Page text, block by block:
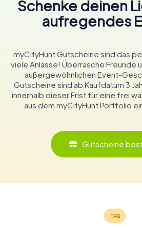
Schenke deinen
aufregendes
myCityHunt Gutscheine sind das
viele Anlässe! Überrasche Freunde
außergewöhnlichen Event-
Gutscheine sind ab Kaufdatum 3
innerhalb dieser Frist für eine frei
aus dem myCityHunt Portfolio
Gutscheine